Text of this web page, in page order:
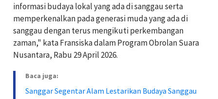
informasi budaya lokal yang ada di sanggau serta
memperkenalkan pada generasi muda yang ada di
sanggau dengan terus mengikuti perkembangan
zaman," kata Fransiska dalam Program Obrolan Suara
Nusantara, Rabu 29 April 2026.
Baca juga:
Sanggar Segentar Alam Lestarikan Budaya Sanggau